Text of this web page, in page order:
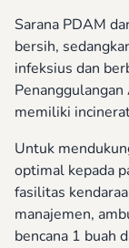
Sarana PDAM
bersih,
infeksius dan
memiliki
Untuk
optimal kepada
fasilitas
manajemen,
bencana 1 buah